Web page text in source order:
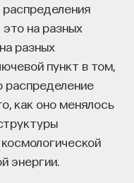
это на разных
разных
пункт в том,
распределение
как оно менялось
энергии.
рекрутинговый
поддержки
в глобальных
помогает
через
и прямые